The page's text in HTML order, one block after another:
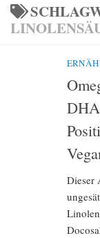
Dieser